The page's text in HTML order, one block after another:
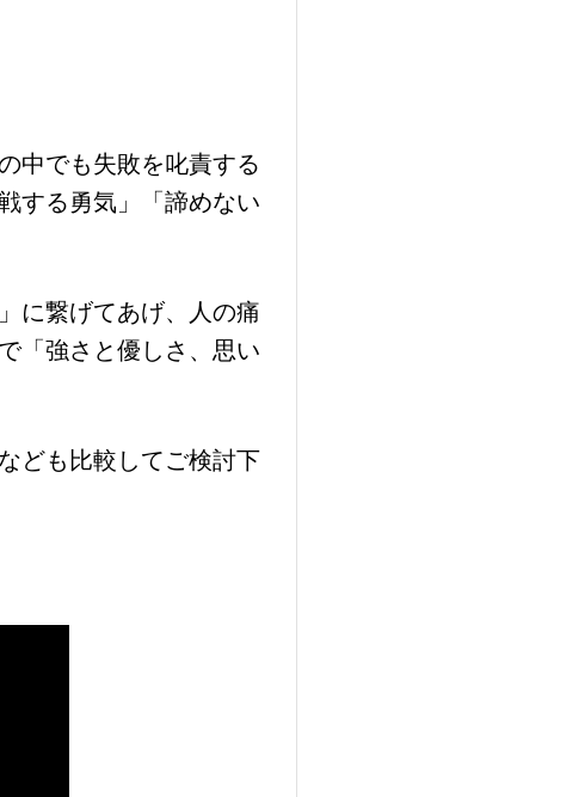
中でも失敗を叱責する
する勇気」「諦めない
に繋げてあげ、人の痛
「強さと優しさ、思い
ども比較してご検討下